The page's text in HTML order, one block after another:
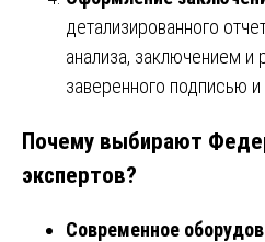
детализированного
анализа, заключением и
заверенного подписью
Почему выбирают
экспертов?
Современное